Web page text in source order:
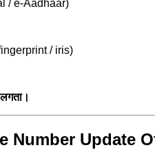
/ e-Aadhaar)
/ iris)
Number Update